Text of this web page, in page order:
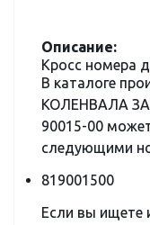
Описание:
Кросс номера
В каталоге
КОЛЕНВАЛА
90015-00
следующими
819001500
Если вы ищете